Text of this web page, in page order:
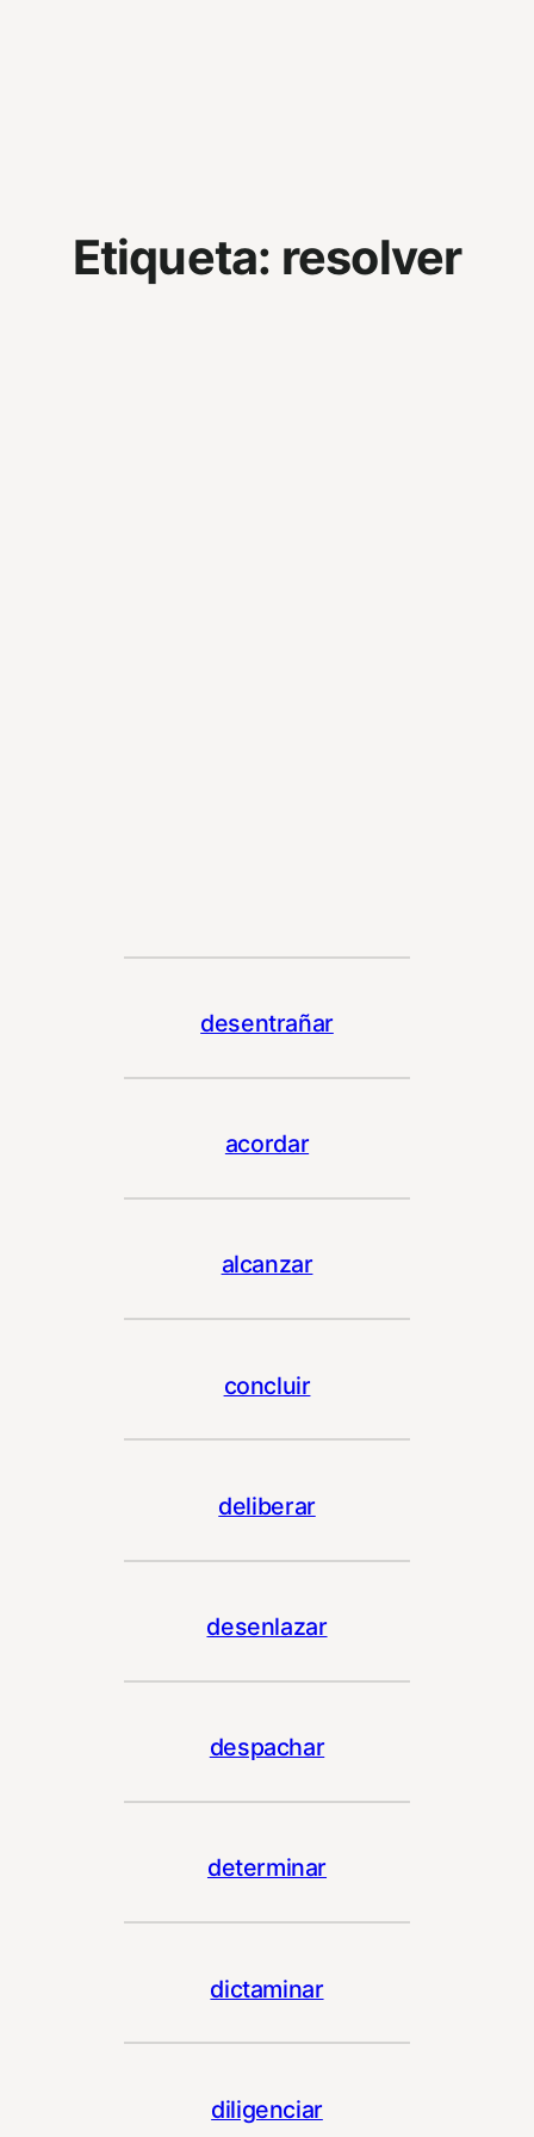
Etiqueta: resolver
desentrañar
acordar
alcanzar
concluir
deliberar
desenlazar
despachar
determinar
dictaminar
diligenciar